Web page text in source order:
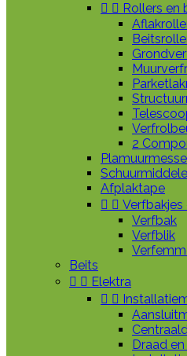
  Rollers en
2
Afplaktape
  Verfbakjes
Verfbak
Verfblik
Beits
  Elektra
 
Draad